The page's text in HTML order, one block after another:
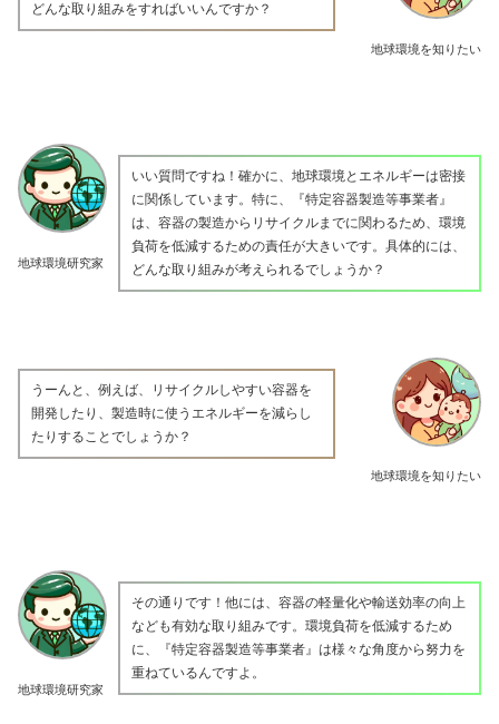
地球環境を知りたい
どんな取り組みをすればいいんですか？
地球環境研究家
いい質問ですね！確かに、地球環境とエネルギーは密接
に関係しています。特に、『特定容器製造等事業者』
は、容器の製造からリサイクルまでに関わるため、環境
負荷を低減するための責任が大きいです。具体的には、
どんな取り組みが考えられるでしょうか？
地球環境を知りたい
うーんと、例えば、リサイクルしやすい容器を
開発したり、製造時に使うエネルギーを減らし
たりすることでしょうか？
地球環境研究家
その通りです！他には、容器の軽量化や輸送効率の向上
なども有効な取り組みです。環境負荷を低減するため
に、『特定容器製造等事業者』は様々な角度から努力を
重ねているんですよ。